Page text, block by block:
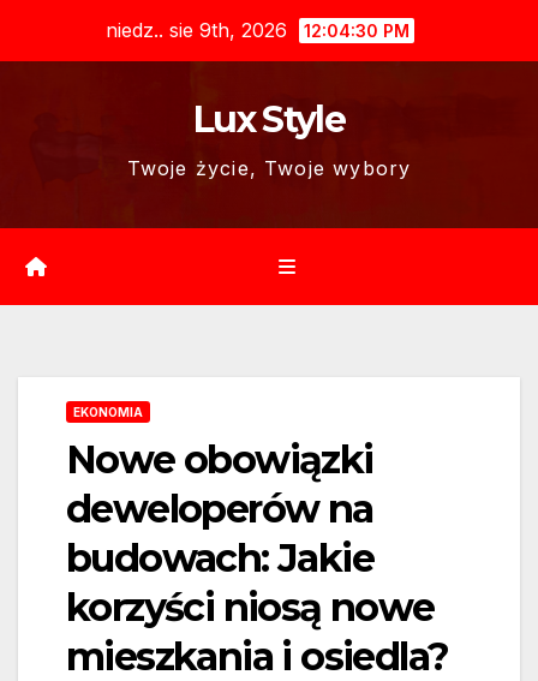
niedz.. sie 9th, 2026 12:04:31 PM
Lux Style
Twoje życie, Twoje wybory
EKONOMIA
Nowe obowiązki
deweloperów na
budowach: Jakie
korzyści niosą nowe
mieszkania i osiedla?